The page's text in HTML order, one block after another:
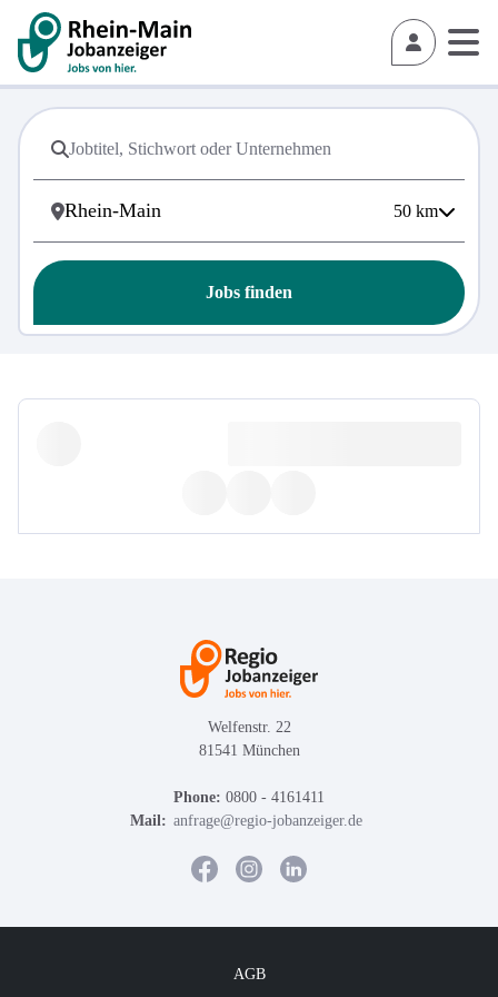
50 km
Jobs finden
Welfenstr. 22
81541 München
Phone: 0800 - 4161411
Mail: anfrage@regio-jobanzeiger.de
AGB